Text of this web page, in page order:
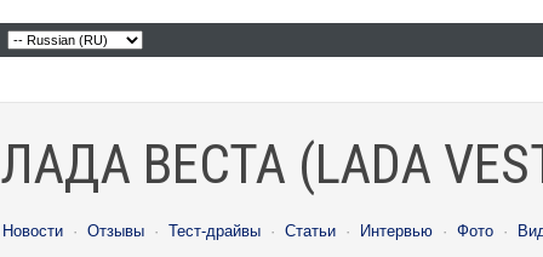
ЛАДА ВЕСТА (LADA
Новости · Отзывы · Тест-драйвы · Статьи · Интервью · Фото ·